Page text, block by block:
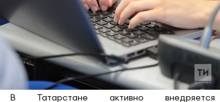
В Татарстане активно внедряется